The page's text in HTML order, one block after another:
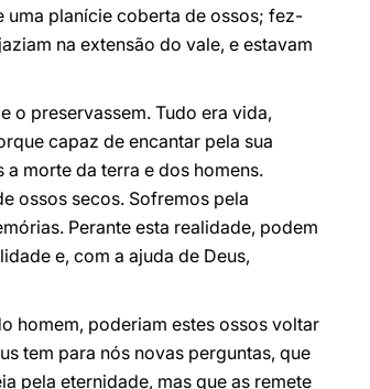
uma planície coberta de ossos; fez-
na extensão do vale, e estavam
o preservassem. Tudo era vida,
capaz de encantar pela sua
morte da terra e dos homens.
ossos secos. Sofremos pela
Perante esta realidade, podem
e, com a ajuda de Deus,
homem, poderiam estes ossos voltar
tem para nós novas perguntas, que
pela eternidade, mas que as remete